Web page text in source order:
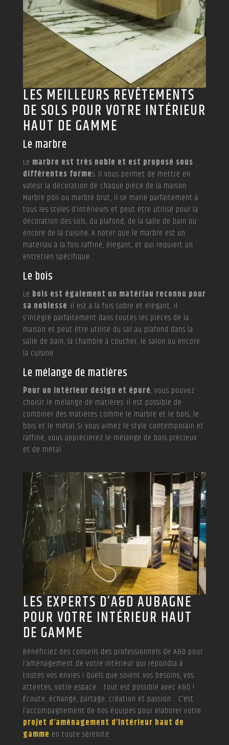
LES MEILLEURS REVÊTEMENTS
DE SOLS POUR VOTRE INTÉRIEUR
HAUT DE GAMME
Le marbre
Le marbre est très noble et est proposé sous
différentes formes. Il vous permet de mettre en
valeur la décoration de chaque pièce de la maison.
Marbre poli ou marbre brut, il se marie parfaitement à
tous les styles d’intérieurs et peut être utilisé pour la
décoration des sols, du plafond, de la salle de bain ou
encore de la cuisine. A noter que le marbre est un
matériau à la fois raffiné, élégant, et qui requiert un
entretien spécifique.
Le bois
Le bois est également un matériau reconnu pour
sa noblesse. Il est à la fois sobre et élégant, il
s’intègre parfaitement dans toutes les pièces de la
maison et peut être utilisé du sol au plafond dans la
salle de bain, la chambre à coucher, le salon ou encore
la cuisine.
Le mélange de matières
Pour un intérieur design et épuré, vous pouvez
choisir le mélange de matières. Il est possible de
combiner des matières comme le marbre et le bois, le
bois et le métal. Si vous aimez le style contemporain et
raffiné, vous apprécierez le mélange de bois précieux
et de métal.
LES EXPERTS D’A&D AUBAGNE
POUR VOTRE INTÉRIEUR HAUT
DE GAMME
Bénéficiez des conseils des professionnels de A&D pour
l’aménagement de votre intérieur qui répondra à
toutes vos envies ! Quels que soient vos besoins, vos
attentes, votre espace… tout est possible avec A&D !
Écoute, échange, partage, création et passion… C’est
l’accompagnement de nos équipes pour élaborer votre
projet d’aménagement d’intérieur haut de
gamme en toute sérénité.